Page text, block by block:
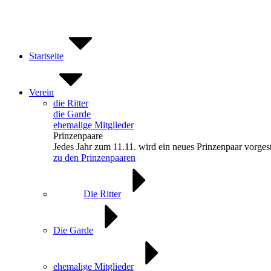
Startseite
Verein
die Ritter
die Garde
ehemalige Mitglieder
Prinzenpaare
Jedes Jahr zum 11.11. wird ein neues Prinzenpaar
zu den Prinzenpaaren
Die Ritter
Die Garde
ehemalige Mitglieder